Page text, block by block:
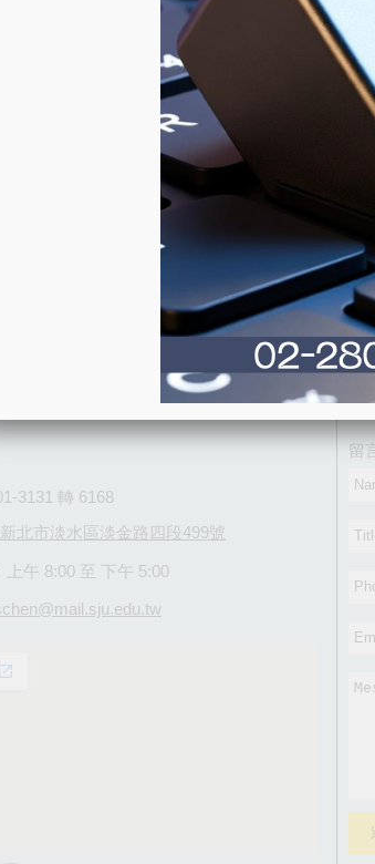
3131 轉 6168
北市淡水區淡金路四段499號
上午 8:00 至 下午 5:00
留